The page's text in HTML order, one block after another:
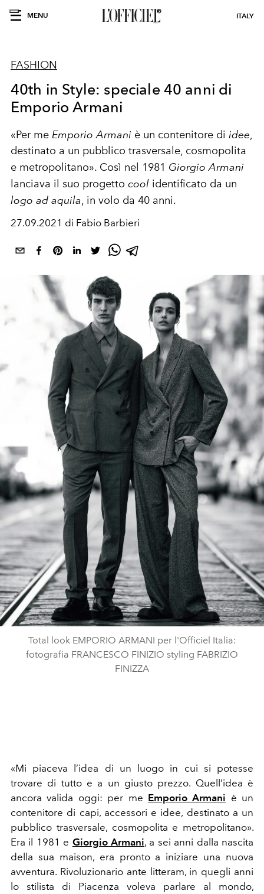
MENU ITALY
FASHION
40th in Style: speciale 40 anni di
Emporio Armani
«Per me Emporio Armani è un contenitore di idee,
destinato a un pubblico trasversale, cosmopolita
e metropolitano». Così nel 1981 Giorgio Armani
lanciava il suo progetto cool identificato da un
logo ad aquila, in volo da 40 anni.
27.09.2021 di Fabio Barbieri
Total look EMPORIO ARMANI per l'Officiel Italia:
fotografia FRANCESCO FINIZIO styling FABRIZIO
FINIZZA
«Mi piaceva l’idea di un luogo in cui si potesse
trovare di tutto e a un giusto prezzo. Quell’idea è
ancora valida oggi: per me Emporio Armani è un
contenitore di capi, accessori e idee, destinato a un
pubblico trasversale, cosmopolita e metropolitano».
Era il 1981 e Giorgio Armani, a sei anni dalla nascita
della sua maison, era pronto a iniziare una nuova
avventura. Rivoluzionario ante litteram, in quegli anni
lo
stilista di Piacenza voleva parlare al
mondo,